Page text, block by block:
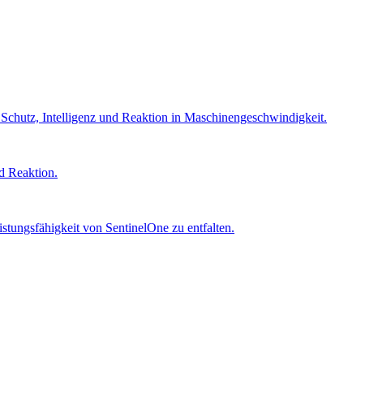
Intelligenz und Reaktion in Maschinen­geschwindigkeit.
Reaktion.
von SentinelOne zu entfalten.